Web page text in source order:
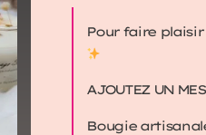
Pour faire plaisir
AJOUTEZ UN
Bougie